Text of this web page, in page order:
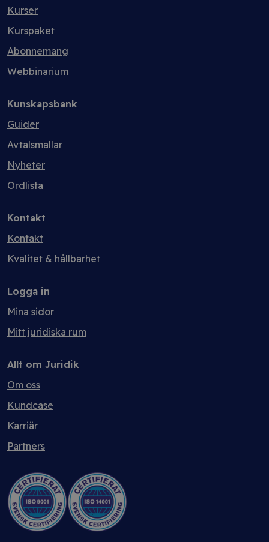
Kurser
Kurspaket
Abonnemang
Webbinarium
Kunskapsbank
Guider
Avtalsmallar
Nyheter
Ordlista
Kontakt
Kontakt
Kvalitet & hållbarhet
Logga in
Mina sidor
Mitt juridiska rum
Allt om Juridik
Om oss
Kundcase
Karriär
Partners